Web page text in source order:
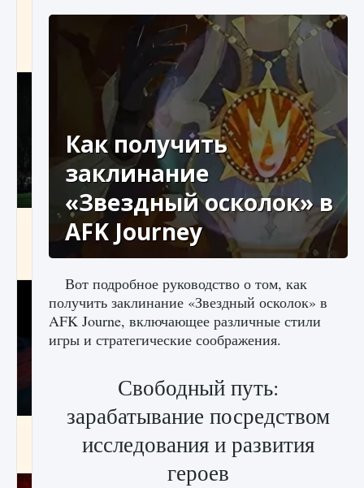
Как приручить существ из степей Тамура в
игре Creatures of Ava
1 164 0
Как исправить ошибку EA FC 25 beta,
которая не работает
9 августа 2024 1 370 0 0
Как создавать предметы в Creatures of Ava
9 августа 2024 1 266 0 0
Как получить
заклинание
«Звездный осколок» в
AFK Journey
Вот подробное руководство о том, как
получить заклинание «Звездный осколок» в
AFK Journe, включающее различные стили
игры и стратегические соображения.
Свободный путь:
зарабатывание посредством
исследования и развития
героев